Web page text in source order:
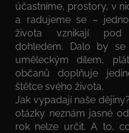
účastníme, prostory, v
a radujeme se –
života vznikají pod
dohledem. Dalo by
uměleckým dílem,
občanů doplňuje
štětce svého života.
Jak vypadají naše
otázky neznám jasné
rok nelze určit. A to,